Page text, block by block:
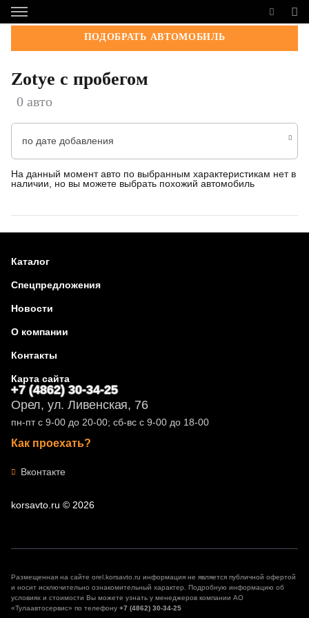
ПОДОБРАТЬ АВТОМОБИЛЬ
Zotye с пробегом
0 авто
по дате добавления
На данный момент авто по выбранным характеристикам нет в
наличии, но вы можете выбрать похожий автомобиль
Каталог
Спецпредложения
Новости
О компании
Контакты
Карта сайта
+7 (4862) 30-34-25
Орел, ул. Ливенская, 76
пн-пт с 9-00 до 20-00; сб-вс с 9-00 до 18-00
Как проехать?
Вконтакте
korsavto.ru © 2026
Размещенная на сайте orel.korsavto.ru информация не является публичной офертой
и носит исключительно ознакомительный характер. Подробную информацию об
условиях и стоимости Вы можете узнать у менеджеров компании АО
«Тулаавтосервис» по телефону +7 (4862) 30-34-25